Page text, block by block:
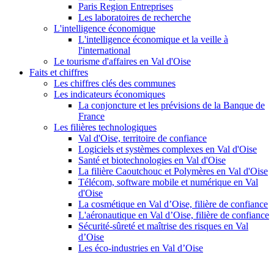
Paris Region Entreprises
Les laboratoires de recherche
L'intelligence économique
L'intelligence économique et la veille à
l'international
Le tourisme d'affaires en Val d'Oise
Faits et chiffres
Les chiffres clés des communes
Les indicateurs économiques
La conjoncture et les prévisions de la Banque de
France
Les filières technologiques
Val d'Oise, territoire de confiance
Logiciels et systèmes complexes en Val d'Oise
Santé et biotechnologies en Val d'Oise
La filière Caoutchouc et Polymères en Val d'Oise
Télécom, software mobile et numérique en Val
d'Oise
La cosmétique en Val d’Oise, filière de confiance
L'aéronautique en Val d’Oise, filière de confiance
Sécurité-sûreté et maîtrise des risques en Val
d’Oise
Les éco-industries en Val d’Oise